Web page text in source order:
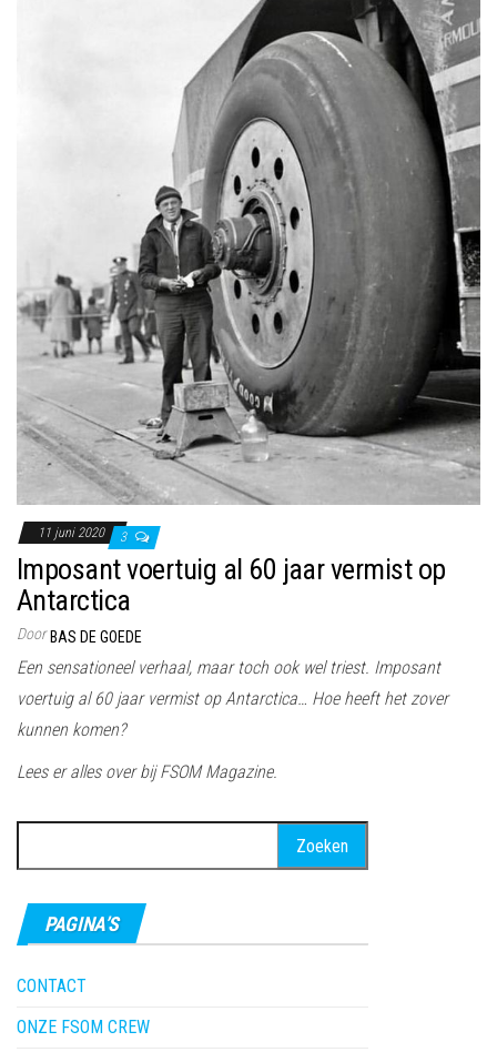
11 juni 2020 3
Imposant voertuig al 60 jaar vermist op
Antarctica
Door BAS DE GOEDE
Een sensationeel verhaal, maar toch ook wel triest. Imposant
voertuig al 60 jaar vermist op Antarctica… Hoe heeft het zover
kunnen komen?
Lees er alles over bij FSOM Magazine.
naar:
PAGINA’S
CONTACT
ONZE FSOM CREW